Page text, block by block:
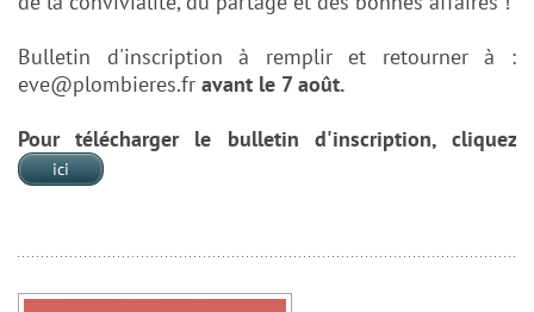
Bulletin d'inscription à remplir et retourner à :
eve@plombieres.fr avant le 7 août.
Pour télécharger le bulletin d'inscription, cliquez
ici